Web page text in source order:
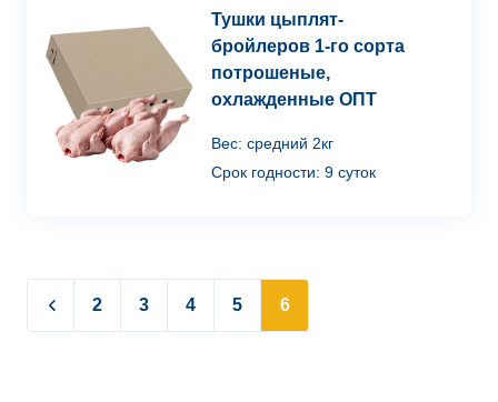
Тушки цыплят-
бройлеров 1-го сорта
потрошеные,
охлажденные ОПТ
Вес: средний 2кг
Срок годности: 9 суток
2 3 4 5 6